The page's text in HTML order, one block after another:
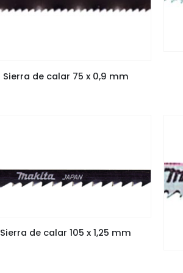
Sierra de calar 75 x 0,9 mm
Sierra de calar 105 x 1,25 mm